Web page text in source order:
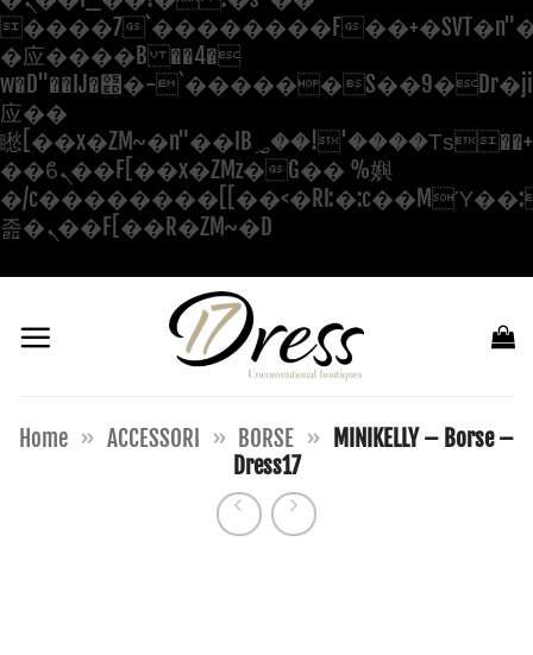
����7`��������F
�应����B ��4�
w�D"��IJ�׭�-`������S��9�Dr�ji��EJ߅��gJ�
应��
矁[��x�ZM~�n"��IB؃��!'����Тѕ��+��(m��IK�ʭ�/|
��ϐܢ��F[��x�ZMz�G�� %嬩
�/
졾�ܢ��F[��R�ZM~�D
contenuti
Home » ACCESSORI » BORSE »
MINIKELLY – Borse –
Dress17